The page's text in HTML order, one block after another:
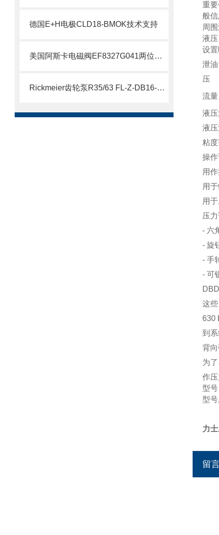
德国E+H电极CLD18-BMOK技术支持
美国阿斯卡电磁阀EF8327G041两位四通技术
Rickmeier齿轮泵R35/63 FL-Z-DB16-W-SAE2-R为石油系统保驾护航
重
般
周
液压
设
泄
压
流量
液
液
粘
操
用
用
用
压
- 六
- 旋
- 手
- 可
这
630
到
背
为
作
型
型
力
留